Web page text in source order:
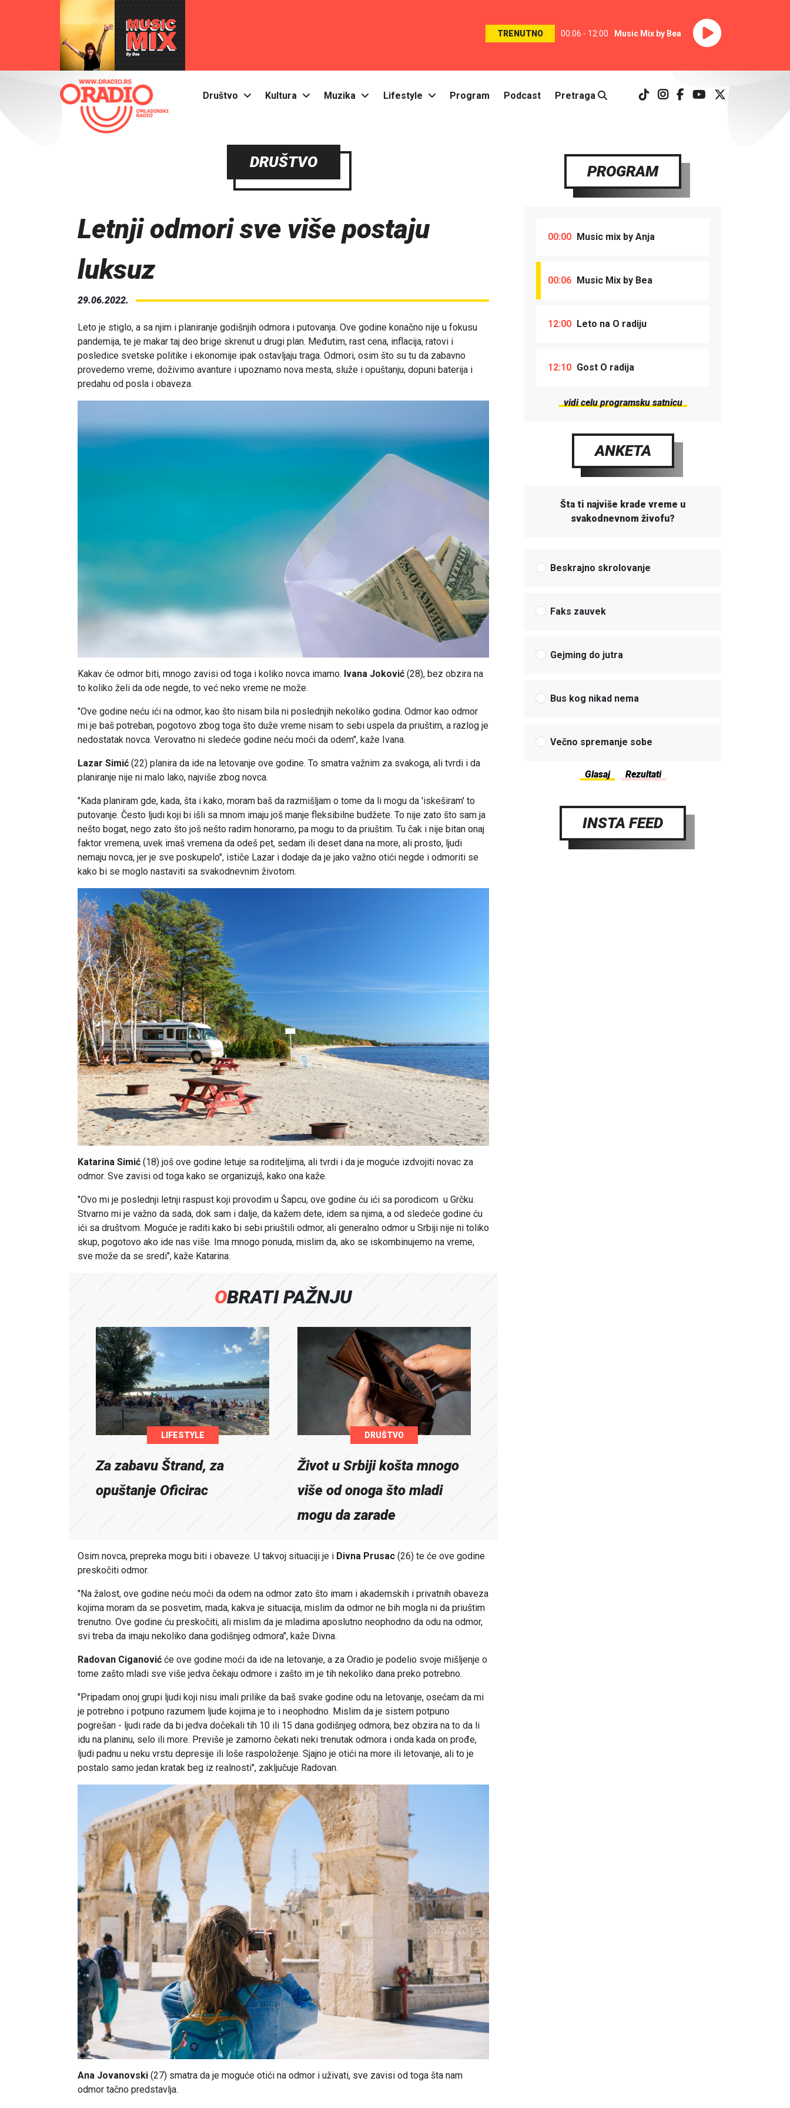
TRENUTNO 00:06 - 12:00 Music Mix by Bea
Društvo Kultura Muzika Lifestyle Program Podcast Pretraga
DRUŠTVO
Letnji odmori sve više postaju
luksuz
29.06.2022.
Leto je stiglo, a sa njim i planiranje godišnjih odmora i putovanja. Ove godine konačno nije u fokusu
pandemija, te je makar taj deo brige skrenut u drugi plan. Međutim, rast cena, inflacija, ratovi i
posledice svetske politike i ekonomije ipak ostavljaju traga. Odmori, osim što su tu da zabavno
provedemo vreme, doživimo avanture i upoznamo nova mesta, služe i opuštanju, dopuni baterija i
predahu od posla i obaveza.
Kakav će odmor biti, mnogo zavisi od toga i koliko novca imamo. Ivana Joković (28), bez obzira na
to koliko želi da ode negde, to već neko vreme ne može.
"Ove godine neću ići na odmor, kao što nisam bila ni poslednjih nekoliko godina. Odmor kao odmor
mi je baš potreban, pogotovo zbog toga što duže vreme nisam to sebi uspela da priuštim, a razlog je
nedostatak novca. Verovatno ni sledeće godine neću moći da odem", kaže Ivana.
Lazar Simić (22) planira da ide na letovanje ove godine. To smatra važnim za svakoga, ali tvrdi i da
planiranje nije ni malo lako, najviše zbog novca.
"Kada planiram gde, kada, šta i kako, moram baš da razmišljam o tome da li mogu da 'iskeširam' to
putovanje. Često ljudi koji bi išli sa mnom imaju još manje fleksibilne budžete. To nije zato što sam ja
nešto bogat, nego zato što još nešto radim honorarno, pa mogu to da priuštim. Tu čak i nije bitan onaj
faktor vremena, uvek imaš vremena da odeš pet, sedam ili deset dana na more, ali prosto, ljudi
nemaju novca, jer je sve poskupelo", ističe Lazar i dodaje da je jako važno otići negde i odmoriti se
kako bi se moglo nastaviti sa svakodnevnim životom.
Katarina Simić (18) još ove godine letuje sa roditeljima, ali tvrdi i da je moguće izdvojiti novac za
odmor. Sve zavisi od toga kako se organizujš, kako ona kaže.
"Ovo mi je poslednji letnji raspust koji provodim u Šapcu, ove godine ću ići sa porodicom u Grčku.
Stvarno mi je važno da sada, dok sam i dalje, da kažem dete, idem sa njima, a od sledeće godine ću
ići sa društvom. Moguće je raditi kako bi sebi priuštili odmor, ali generalno odmor u Srbiji nije ni toliko
skup, pogotovo ako ide nas više. Ima mnogo ponuda, mislim da, ako se iskombinujemo na vreme,
sve može da se sredi", kaže Katarina.
OBRATI PAŽNJU
LIFESTYLE
Za zabavu Štrand, za
opuštanje Oficirac
DRUŠTVO
Život u Srbiji košta mnogo
više od onoga što mladi
mogu da zarade
Osim novca, prepreka mogu biti i obaveze. U takvoj situaciji je i Divna Prusac (26) te će ove godine
preskočiti odmor.
"Na žalost, ove godine neću moći da odem na odmor zato što imam i akademskih i privatnih obaveza
kojima moram da se posvetim, mada, kakva je situacija, mislim da odmor ne bih mogla ni da priuštim
trenutno. Ove godine ću preskočiti, ali mislim da je mladima aposlutno neophodno da odu na odmor,
svi treba da imaju nekoliko dana godišnjeg odmora", kaže Divna.
Radovan Ciganović će ove godine moći da ide na letovanje, a za Oradio je podelio svoje mišljenje o
tome zašto mladi sve više jedva čekaju odmore i zašto im je tih nekoliko dana preko potrebno.
"Pripadam onoj grupi ljudi koji nisu imali prilike da baš svake godine odu na letovanje, osećam da mi
je potrebno i potpuno razumem ljude kojima je to i neophodno. Mislim da je sistem potpuno
pogrešan - ljudi rade da bi jedva dočekali tih 10 ili 15 dana godišnjeg odmora, bez obzira na to da li
idu na planinu, selo ili more. Previše je zamorno čekati neki trenutak odmora i onda kada on prođe,
ljudi padnu u neku vrstu depresije ili loše raspoloženje. Sjajno je otići na more ili letovanje, ali to je
postalo samo jedan kratak beg iz realnosti", zaključuje Radovan.
Ana Jovanovski (27) smatra da je moguće otići na odmor i uživati, sve zavisi od toga šta nam
odmor tačno predstavlja.
PROGRAM
00:00 Music mix by Anja
00:06 Music Mix by Bea
12:00 Leto na O radiju
12:10 Gost O radija
vidi celu programsku satnicu
ANKETA
Šta ti najviše krade vreme u
svakodnevnom živofu?
Beskrajno skrolovanje
Faks zauvek
Gejming do jutra
Bus kog nikad nema
Večno spremanje sobe
INSTA FEED